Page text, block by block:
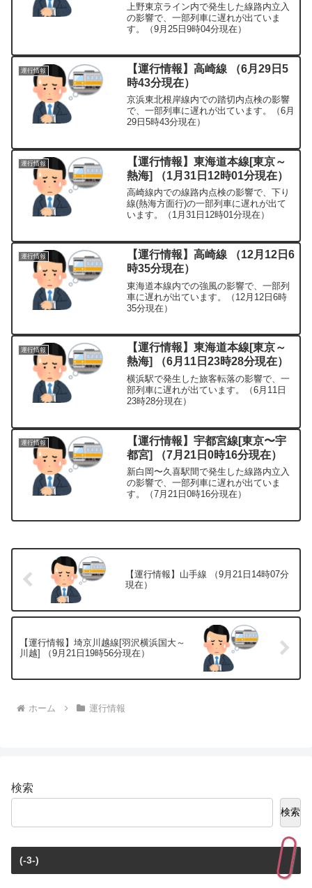
上野東京ライン内で発生した線路内立入
の影響で、一部列車に遅れが出ていま
す。（9月25日9時04分現在）
運行情報
【運行情報】高崎線 （6月29日5
時43分現在）
京浜東北根岸線内での踏切内点検の影響
で、一部列車に遅れが出ています。（6月
29日5時43分現在）
運行情報
【運行情報】東海道本線[東京～
熱海] （1月31日12時01分現在）
高崎線内での線路内点検の影響で、下り
線(熱海方面行)の一部列車に遅れが出て
います。（1月31日12時01分現在）
運行情報
【運行情報】高崎線 （12月12日6
時35分現在）
東海道本線内での強風の影響で、一部列
車に遅れが出ています。（12月12日6時
35分現在）
運行情報
【運行情報】東海道本線[東京～
熱海] （6月11日23時28分現在）
横浜駅で発生した旅客転落の影響で、一
部列車に遅れが出ています。（6月11日
23時28分現在）
運行情報
【運行情報】宇都宮線[東京〜宇
都宮] （7月21日0時16分現在）
新白岡〜久喜駅間で発生した線路内立入
の影響で、一部列車に遅れが出ていま
す。（7月21日0時16分現在）
【運行情報】山手線 （9月21日14時07分
現在）
【運行情報】埼京川越線[羽沢横浜国大～
川越] （9月21日19時56分現在）
ホーム 運行情報
検索
検索
(-3-)